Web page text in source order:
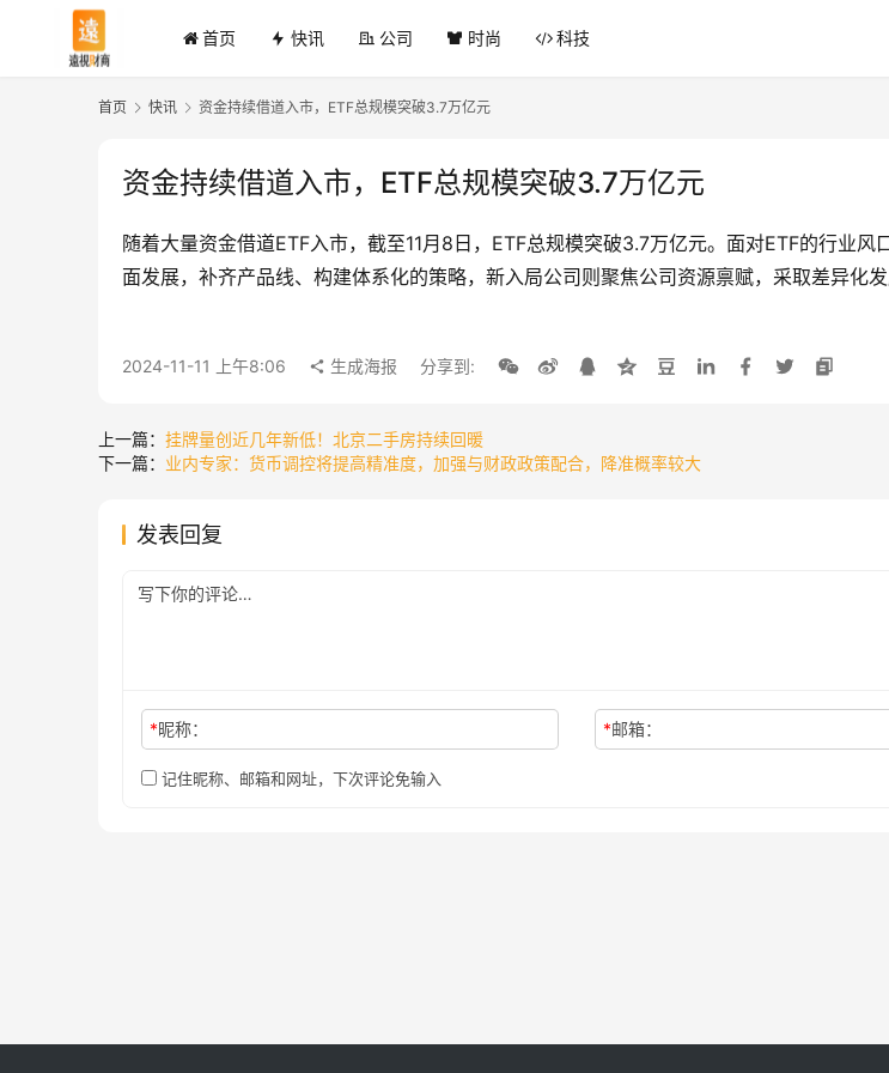
首页 快讯 公司 时尚 科技
首页 快讯 资金持续借道入市，ETF总规模突破3.7万亿元
资金持续借道入市，ETF总规模突破3.7万亿元
随着大量资金借道ETF入市，截至11月8日，ETF总规模突破3.7万亿元。面对ETF的行业
面发展，补齐产品线、构建体系化的策略，新入局公司则聚焦公司资源禀赋，采取差异化发
2024-11-11 上午8:06 生成海报 分享到:
上一篇： 挂牌量创近几年新低！北京二手房持续回暖
下一篇： 业内专家：货币调控将提高精准度，加强与财政政策配合，降准概率较大
发表回复
*昵称： *邮箱：
记住昵称、邮箱和网址，下次评论免输入